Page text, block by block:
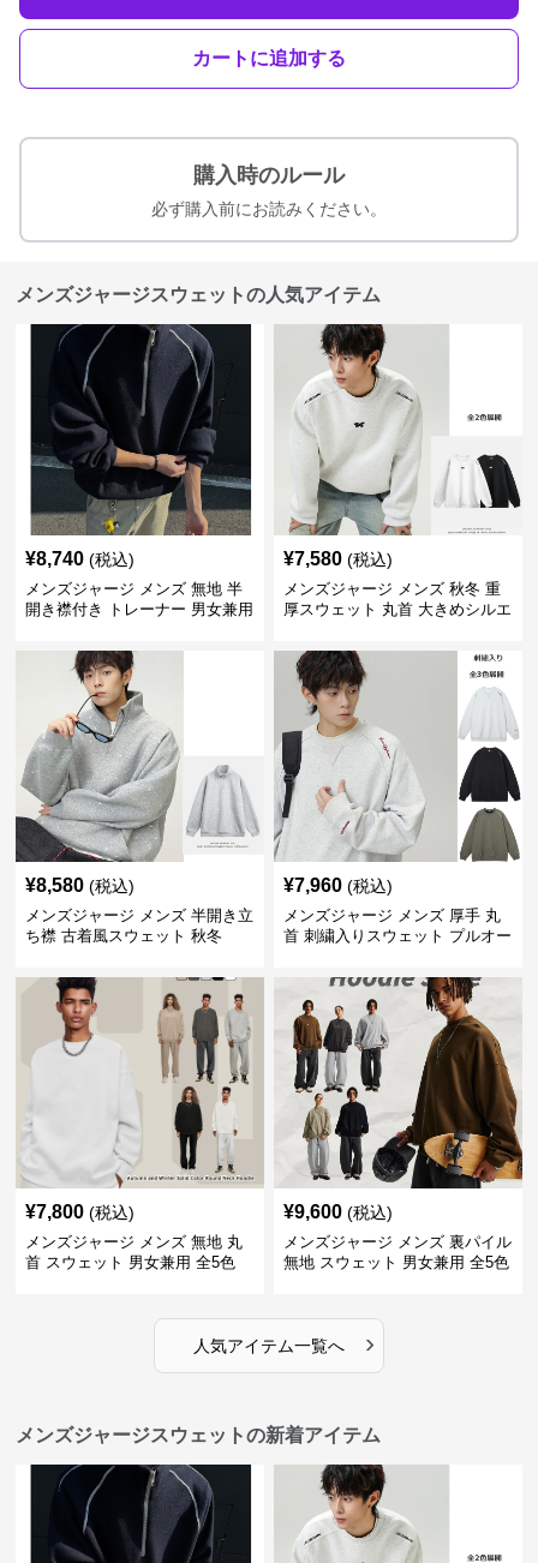
カートに追加する
購入時のルール
必ず購入前にお読みください。
メンズジャージスウェットの人気アイテム
¥8,740 (税込)
メンズジャージ メンズ 無地 半
開き襟付き トレーナー 男女兼用
¥7,580 (税込)
メンズジャージ メンズ 秋冬 重
厚スウェット 丸首 大きめシルエ
¥8,580 (税込)
メンズジャージ メンズ 半開き立
ち襟 古着風スウェット 秋冬
¥7,960 (税込)
メンズジャージ メンズ 厚手 丸
首 刺繍入りスウェット プルオー
¥7,800 (税込)
メンズジャージ メンズ 無地 丸
首 スウェット 男女兼用 全5色
¥9,600 (税込)
メンズジャージ メンズ 裏パイル
無地 スウェット 男女兼用 全5色
人気アイテム一覧へ ›
メンズジャージスウェットの新着アイテム